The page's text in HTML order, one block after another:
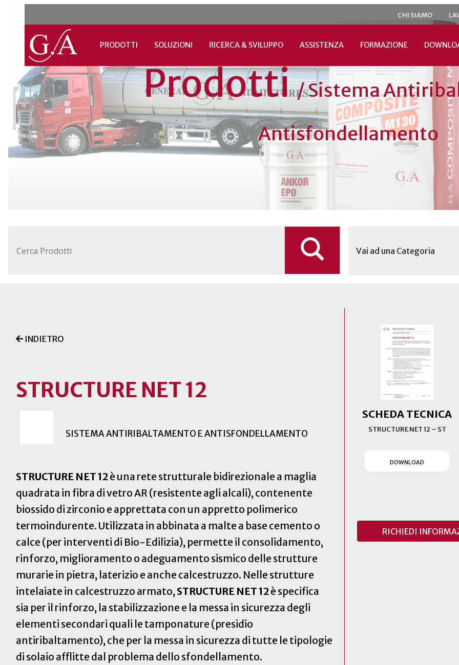
CHI SIAMO
PRODOTTI SOLUZIONI RICERCA & SVILUPPO ASSISTENZA FORMAZIONE
Prodotti/Sistema
Antisfondellamento
Vai ad una Categoria
INDIETRO
STRUCTURE NET 12
SISTEMA ANTIRIBALTAMENTO E ANTISFONDELLAMENTO
STRUCTURE NET 12è una rete strutturale bidirezionale a maglia
quadrata in fibra di vetro AR (resistente agli alcali), contenente
biossido di zirconio e apprettata con un appretto polimerico
termoindurente. Utilizzata in abbinata a malte a base cemento o
calce (per interventi di Bio-Edilizia), permette il consolidamento,
rinforzo, miglioramento o adeguamento sismico delle strutture
murarie in pietra, laterizio e anche calcestruzzo. Nelle strutture
intelaiate in calcestruzzo armato, STRUCTURE NET 12è specifica
sia per il rinforzo, la stabilizzazione e la messa in sicurezza degli
elementi secondari quali le tamponature (presidio
antiribaltamento), che per la messa in sicurezza di tutte le tipologie
di solaio afflitte dal problema dello sfondellamento.
SCHEDA TECNICA
STRUCTURE NET 12 – ST
DOWNLOAD
RICHIEDI